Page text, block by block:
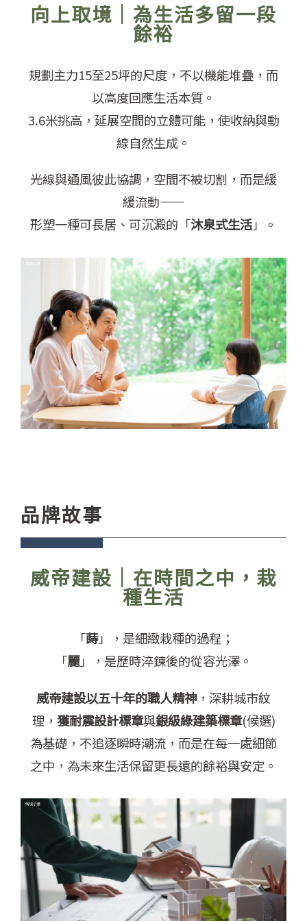
向上取境｜為生活多留一段
餘裕
規劃主力15至25坪的尺度，不以機能堆疊，而
以高度回應生活本質。
3.6米挑高，延展空間的立體可能，使收納與動
線自然生成。
光線與通風彼此協調，空間不被切割，而是緩
緩流動——
形塑一種可長居、可沉澱的「沐泉式生活」。
品牌故事
威帝建設｜在時間之中，栽
種生活
「蒔」，是細緻栽種的過程；
「麗」，是歷時淬鍊後的從容光澤。
威帝建設以五十年的職人精神，深耕城市紋
理， 獲耐震設計標章與銀級綠建築標章(候選)
為基礎，不追逐瞬時潮流，而是在每一處細節
之中，為未來生活保留更長遠的餘裕與安定。